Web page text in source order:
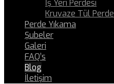
İş Yeri Perdesi
Kruvaze Tül Perde
Perde Yıkama
Şubeler
Galeri
FAQ’s
Blog
İletişim